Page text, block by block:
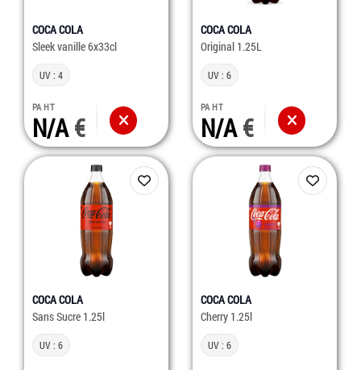
COCA COLA
Sleek vanille 6x33cl
UV : 4
PA HT
N/A
COCA COLA
Original 1.25L
UV : 6
PA HT
N/A
COCA COLA
Sans Sucre 1.25l
UV : 6
COCA COLA
Cherry 1.25l
UV : 6